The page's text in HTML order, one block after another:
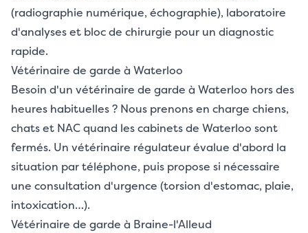
(radiographie numérique, échographie), laboratoire
d'analyses et bloc de chirurgie pour un diagnostic
rapide.
Vétérinaire de garde à Waterloo
Besoin d'un vétérinaire de garde à Waterloo hors des
heures habituelles ? Nous prenons en charge chiens,
chats et NAC quand les cabinets de Waterloo sont
fermés. Un vétérinaire régulateur évalue d'abord la
situation par téléphone, puis propose si nécessaire
une consultation d'urgence (torsion d'estomac, plaie,
intoxication…).
Vétérinaire de garde à Braine-l'Alleud